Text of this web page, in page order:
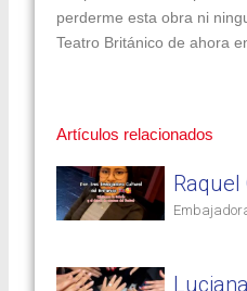
perderme esta obra ni
Teatro Británico de ahora
Artículos relacionados